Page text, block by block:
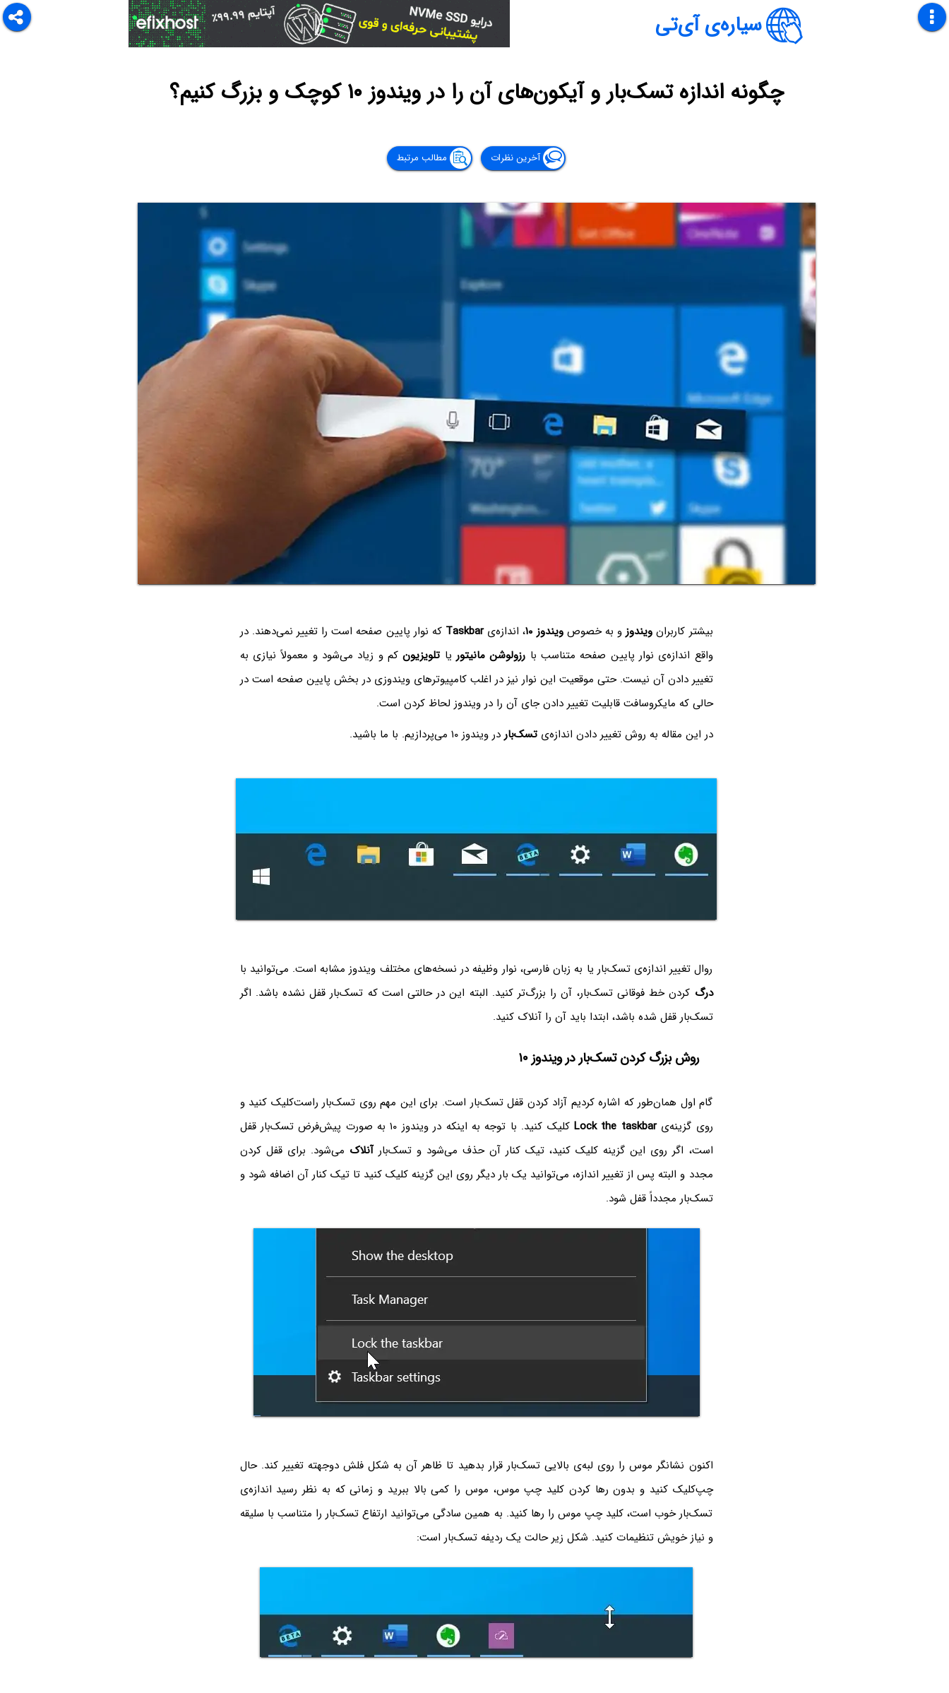
سیاره‌ی آی‌تی
چگونه اندازه تسک‌بار و آیکون‌های آن را در ویندوز ۱۰ کوچک و بزرگ کنیم؟
آخرین نظرات مطالب مرتبط
بیشتر کاربران ویندوزو به خصوصویندوز ‍۱۰ ، اندازه‌یTaskbar که نوار پایین صفحه است را تغییر نمی‌دهند. در
واقع اندازه‌ی نوار پایین صفحه متناسب با رزولوشن مانیتوریا تلویزیونکم و زیاد می‌شود و معمولاً نیازی به
تغییر دادن آن نیست. حتی موقعیت این نوار نیز در اغلب کامپیوترهای ویندوزی در بخش پایین صفحه است در
حالی که مایکروسافت قابلیت تغییر دادن جای آن را در ویندوز لحاظ کردن است.
در این مقاله به روش تغییر دادن اندازه‌یتسک‌باردر ویندوز ۱۰ می‌پردازیم. با ما باشید.
روال تغییر اندازه‌ی تسک‌بار یا به زبان فارسی، نوار وظیفه در نسخه‌های مختلف ویندوز مشابه است. می‌توانید با
درگ کردن خط فوقانی تسک‌بار، آن را بزرگ‌تر کنید. البته این در حالتی است که تسک‌بار قفل نشده باشد. اگر
تسک‌بار قفل شده باشد، ابتدا باید آن را آنلاک کنید.
روش بزرگ کردن تسک‌بار در ویندوز ۱۰
گام اول همان‌طور که اشاره کردیم آزاد کردن قفل تسک‌بار است. برای این مهم روی تسک‌بار راست‌کلیک کنید و
روی گزینه‌یLock the taskbar
کلیک کنید. با توجه به اینکه در ویندوز ۱۰ به صورت پیش‌فرض تسک‌بار قفل
است، اگر روی این گزینه کلیک کنید، تیک کنار آن حذف می‌شود و تسک‌بارآنلاک می‌شود. برای قفل کردن
مجدد و البته پس از تغییر اندازه، می‌توانید یک بار دیگر روی این گزینه کلیک کنید تا تیک کنار آن اضافه شود و
تسک‌بار مجدداً قفل شود.
اکنون نشانگر موس را روی لبه‌ی بالایی تسک‌بار قرار بدهید تا ظاهر آن به شکل فلش دوجهته تغییر کند. حال
چپ‌کلیک کنید و بدون رها کردن کلید چپ موس، موس را کمی بالا ببرید و زمانی که به نظر رسید اندازه‌ی
تسک‌بار خوب است، کلید چپ موس را رها کنید. به همین سادگی می‌توانید ارتفاع تسک‌بار را متناسب با سلیقه
و نیاز خویش تنظیمات کنید. شکل زیر حالت یک ردیفه تسک‌بار است: